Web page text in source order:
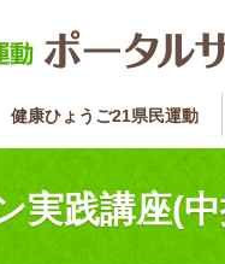
健康ひょうご21県民運動
実践講座(